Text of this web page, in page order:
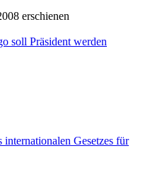
erschienen
soll Präsident werden
Gesetzes für